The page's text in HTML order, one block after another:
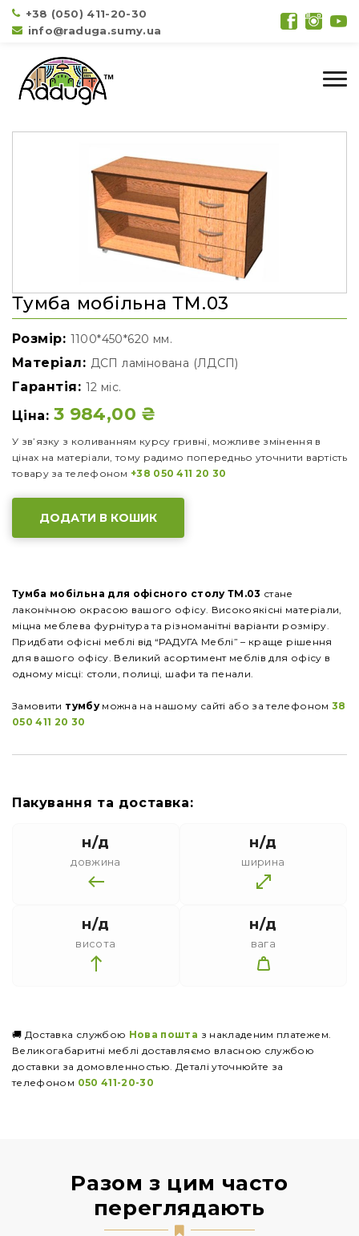
+38 (050) 411-20-30
info@raduga.sumy.ua
Тумба мобільна ТМ.03
Розмір: 1100*450*620 мм.
Матеріал: ДСП ламінована (ЛДСП)
Гарантія: 12 міс.
Ціна: 3 984,00 ₴
У зв’язку з коливанням курсу гривні, можливе змінення в
цінах на матеріали, тому радимо попередньо уточнити вартість
товару за телефоном +38 050 411 20 30
ДОДАТИ В КОШИК
Тумба мобільна для офісного столу ТМ.03 стане
лаконічною окрасою вашого офісу. Високоякісні матеріали,
міцна меблева фурнітура та різноманітні варіанти розміру.
Придбати офісні меблі від “РАДУГА Меблі” – краще рішення
для вашого офісу. Великий асортимент меблів для офісу в
одному місці: столи, полиці, шафи та пенали.
Замовити тумбуможна на нашому сайті або за телефоном 38
050 411 20 30
Пакування та доставка:
н/д
довжина
н/д
ширина
н/д
висота
н/д
вага
🚚 Доставка службою Нова пошта з накладеним платежем.
Великогабаритні меблі доставляємо власною службою
доставки за домовленностью. Деталі уточнюйте за
телефоном 050 411-20-30
Разом з цим часто
переглядають